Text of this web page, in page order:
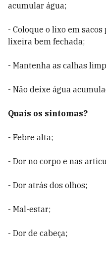
acumular água;
- Coloque o lixo em
lixeira bem fechada;
- Mantenha as calhas
- Não deixe água
Quais os sintomas?
- Febre alta;
- Dor no corpo e nas
- Dor atrás dos olhos;
- Mal-estar;
- Dor de cabeça;